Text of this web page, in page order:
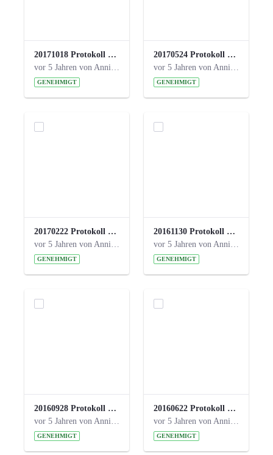
20171018 Protokoll 21. Steuerungskreis.pdf
vor 5 Jahren von Anni Schlumberger
GENEHMIGT
20170524 Protokoll 20. Steuerungskreis.pdf
vor 5 Jahren von Anni Schlumberger
GENEHMIGT
20170222 Protokoll 19. Steuerungskreis.pdf
vor 5 Jahren von Anni Schlumberger
GENEHMIGT
20161130 Protokoll 18. Steuerungskreis.pdf
vor 5 Jahren von Anni Schlumberger
GENEHMIGT
20160928 Protokoll 17. Steuerungskreis.pdf
vor 5 Jahren von Anni Schlumberger
GENEHMIGT
20160622 Protokoll 16. Steuerungskreis.pdf
vor 5 Jahren von Anni Schlumberger
GENEHMIGT